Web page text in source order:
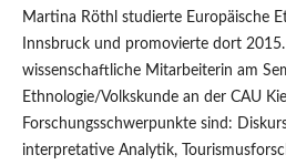
Martina Röthl studierte Europäische
Innsbruck und promovierte dort
wissenschaftliche Mitarbeiterin am
Ethnologie/Volkskunde an der CAU
Forschungsschwerpunkte sind:
interpretative Analytik,